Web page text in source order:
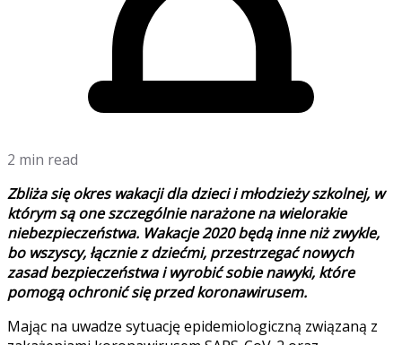
2 min read
Zbliża się okres wakacji dla dzieci i młodzieży szkolnej, w
którym są one szczególnie narażone na wielorakie
niebezpieczeństwa. Wakacje 2020 będą inne niż zwykle,
bo wszyscy, łącznie z dziećmi, przestrzegać nowych
zasad bezpieczeństwa i wyrobić sobie nawyki, które
pomogą ochronić się przed koronawirusem.
Mając na uwadze sytuację epidemiologiczną związaną z